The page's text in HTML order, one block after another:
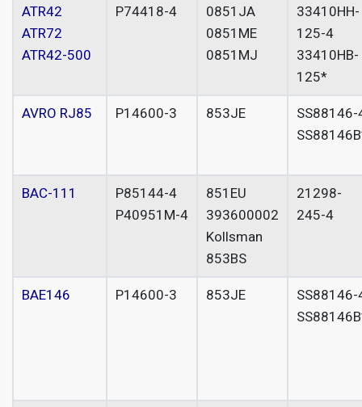
ATR42
ATR72
ATR42-500
P74418-4
0851JA
0851ME
0851MJ
33410HH-
125-4
33410HB-
125*
AVRO RJ85
P14600-3 853JE
SS88146-
BAC-111
P85144-4
P40951M-4
851EU
393600002
Kollsman
853BS
21298-
245-4
BAE146 P14600-3 853JE
SS88146-